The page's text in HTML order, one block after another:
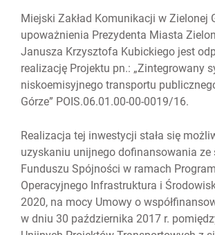
Miejski Zakład Komunikacji w Zielonej
upoważnienia Prezydenta Miasta
Janusza Krzysztofa Kubickiego jest
realizację Projektu pn.: „Zintegrowany
niskoemisyjnego transportu
Górze” POIS.06.01.00-00-0019/16.
Realizacja tej inwestycji stała się
uzyskaniu unijnego dofinansowania ze
Funduszu Spójności w ramach
Operacyjnego Infrastruktura i
2020, na mocy Umowy o
w dniu 30 października 2017 r.